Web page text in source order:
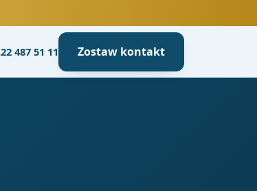
22 487 51 11 Zostaw kontakt